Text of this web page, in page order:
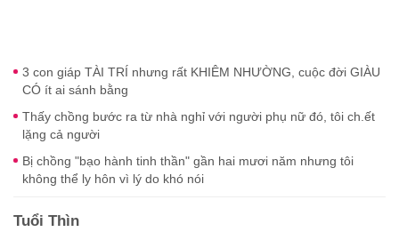
3 con giáp TÀI TRÍ nhưng rất KHIÊM NHƯỜNG, cuộc đời GIÀU
CÓ ít ai sánh bằng
Thấy chồng bước ra từ nhà nghỉ với người phụ nữ đó, tôi ch.ết
lặng cả người
Bị chồng "bạo hành tinh thần" gần hai mươi năm nhưng tôi
không thể ly hôn vì lý do khó nói
Tuổi Thìn